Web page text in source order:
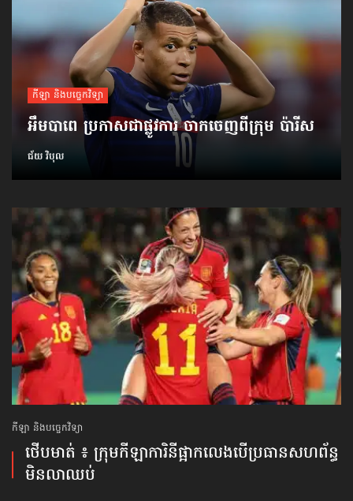
កីឡា និងបច្ចេកវិទ្យា
អឹមបាពេ ប្រកាសជាផ្លូវការ ចាកចេញពីក្រុម ប៉ារីស
ជ័យ វិបុល
កីឡា និងបច្ចេកវិទ្យា
ថើបមាត់ ៖ ក្រុមកីឡាការិនី​ផ្អាកលេង​​បើប្រធានសហព័ន្ធ​
មិនលាឈប់